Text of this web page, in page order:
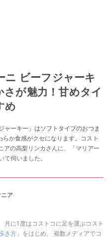
ニ ビーフジャーキ
が魅力！甘めタイ
め
ャーキー」はソフトタイプのおつま
か食感がクセになります。コスト
アの高梨リンカさんに、「マリアー
て伺いました。
ア
月に1度はコストコに足を運ぶコスト
き方」 をはじめ、 複数メディアでコ